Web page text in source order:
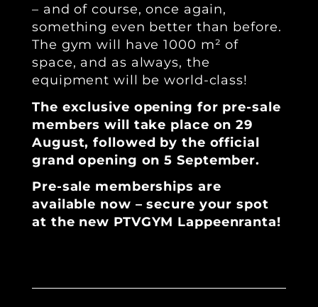
– and of course, once again,
something even better than before.
The gym will have 1000 m² of
space, and as always, the
equipment will be world-class!
The exclusive opening for pre-sale
members will take place on 29
August, followed by the official
grand opening on 5 September.
Pre-sale memberships are
available now – secure your spot
at the new PTVGYM Lappeenranta!